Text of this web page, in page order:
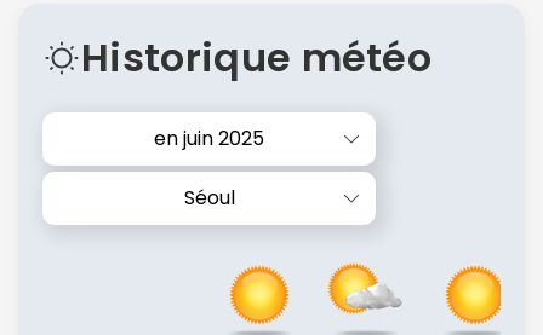
Historique météo
en juin 2025
Séoul